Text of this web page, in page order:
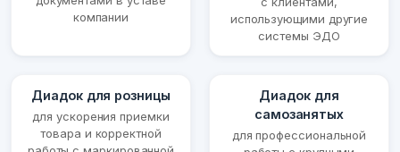
компании
использующими другие
системы ЭДО
Диадок для розницы
для ускорения приемки
товара и корректной
Диадок для
самозанятых
для профессиональной